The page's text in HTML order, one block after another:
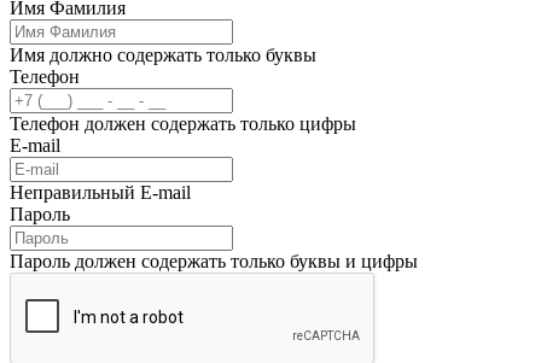
Имя Фамилия
Имя должно содержать только буквы
Телефон
Телефон должен содержать только цифры
E-mail
Неправильный E-mail
Пароль
Пароль должен содержать только буквы и цифры